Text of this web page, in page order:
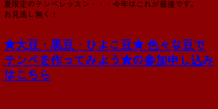
夏限定のテンペレッスン・・・今年はこれが最後です。
お見逃し無く！
★大豆・黒豆・ひよこ豆★ 色々な豆で
テンペを作ってみよう★の参加申し込み
はこちら